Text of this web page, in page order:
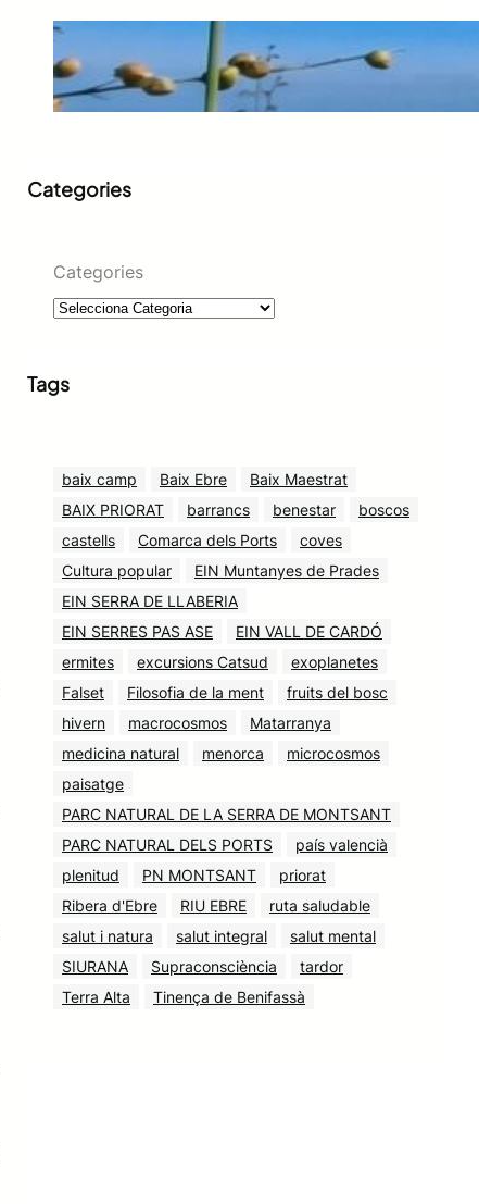
L’espernallac: l’or groc de la
muntanya
juny 14, 2026
Categories
Categories
Tags
baix camp Baix Ebre
Baix Maestrat
BAIX PRIORAT
barrancs benestar
boscos
castells
Comarca dels Ports
coves
Cultura popular
EIN Muntanyes de Prades
EIN SERRA DE LLABERIA
EIN SERRES PAS ASE
EIN VALL DE CARDÓ
ermites
excursions Catsud
exoplanetes
Falset
Filosofia de la ment
fruits del bosc
hivern
macrocosmos
Matarranya
medicina natural
menorca
microcosmos
paisatge
PARC NATURAL DE LA SERRA DE MONTSANT
PARC NATURAL DELS PORTS
país valencià
plenitud
PN MONTSANT
priorat
Ribera d'Ebre
RIU EBRE
ruta saludable
salut i natura
salut integral
salut mental
SIURANA
Supraconsciència
tardor
Terra Alta
Tinença de Benifassà